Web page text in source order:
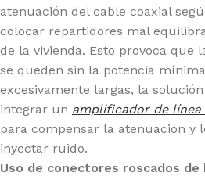
atenuación del cable coaxial
colocar repartidores mal
de la vivienda. Esto provoca que
se queden sin la potencia
excesivamente largas, la
integrar un amplificador de línea
para compensar la atenuación y
inyectar ruido.
Uso de conectores roscados de